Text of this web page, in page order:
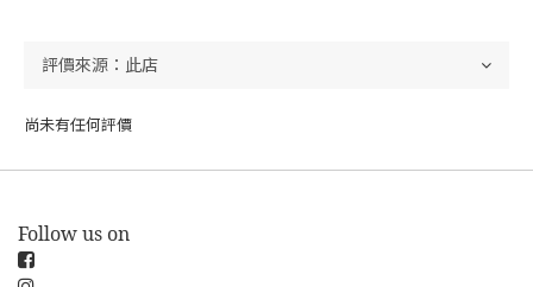
尚未有任何評價
Follow us on